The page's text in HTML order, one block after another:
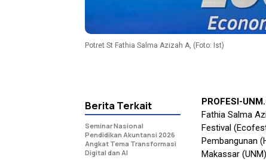
Potret St Fathia Salma Azizah A, (Foto: Ist)
PROFESI-
Fathia Salma
Festival
Pembangunan
Makassar
Berita Terkait
Seminar Nasional
Pendidikan Akuntansi 2026
Angkat Tema Transformasi
Digital dan AI